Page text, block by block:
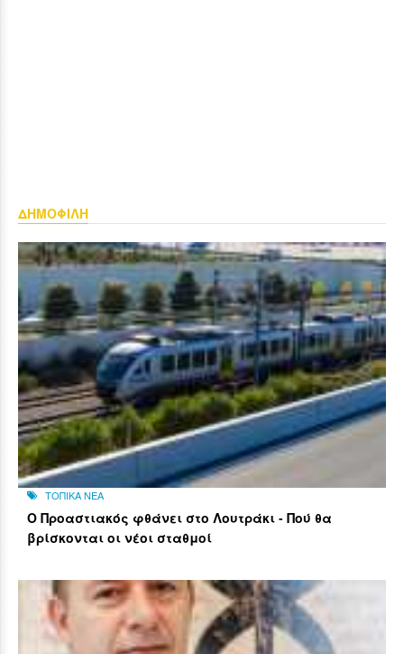
ΔΗΜΟΦΙΛΗ
ΤΟΠΙΚΑ ΝΕΑ
Ο Προαστιακός φθάνει στο Λουτράκι - Πού θα
βρίσκονται οι νέοι σταθμοί